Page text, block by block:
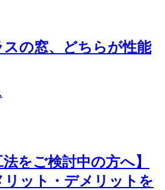
スの窓、どちらが性能
法をご検討中の方へ】
リット・デメリットを